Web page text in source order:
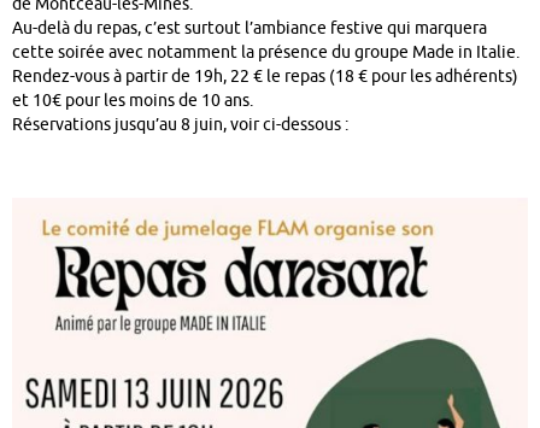
de Montceau-les-Mines.
Au-delà du repas, c’est surtout l’ambiance festive qui marquera
cette soirée avec notamment la présence du groupe Made in Italie.
Rendez-vous à partir de 19h, 22 € le repas (18 € pour les adhérents)
et 10€ pour les moins de 10 ans.
Réservations jusqu’au 8 juin, voir ci-dessous :